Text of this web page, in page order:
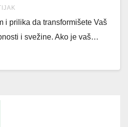
i prilika da transformišete Vaš
i svežine. Ako je vaš…